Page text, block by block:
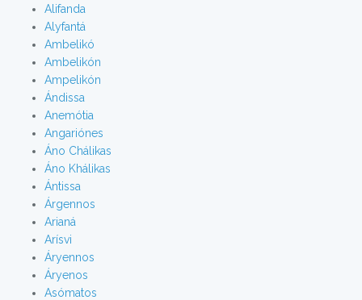
Alifanda
Alyfantá
Ambelikó
Ambelikón
Ampelikón
Ándissa
Anemótia
Angariónes
Áno Chálikas
Áno Khálikas
Ántissa
Árgennos
Arianá
Arísvi
Áryennos
Áryenos
Asómatos